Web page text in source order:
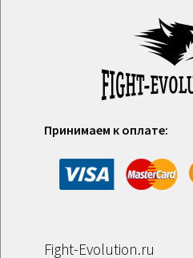
Принимаем к оплате:
Fight-Evolution.ru